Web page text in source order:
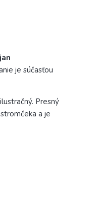
je súčasťou
Presný
a je